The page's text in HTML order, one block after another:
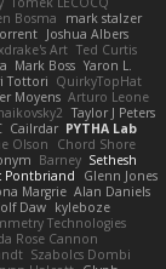
Bosma
mark stalzer
Joshua Albers
Art Ted Curtis
Mark Boss Yaron L.
Tottori QuirkyTopHat
Moyens Arturo Leone
Taylor J Peters
Cailrdar PYTHA Lab
Olson
Chord Shore
Barney Sethesh
Pontbriand
Glenn Jones
Margrie Alan Daniels
Daw kyleboze
Technologies
Rose Cannon
Szabolcs Dombi